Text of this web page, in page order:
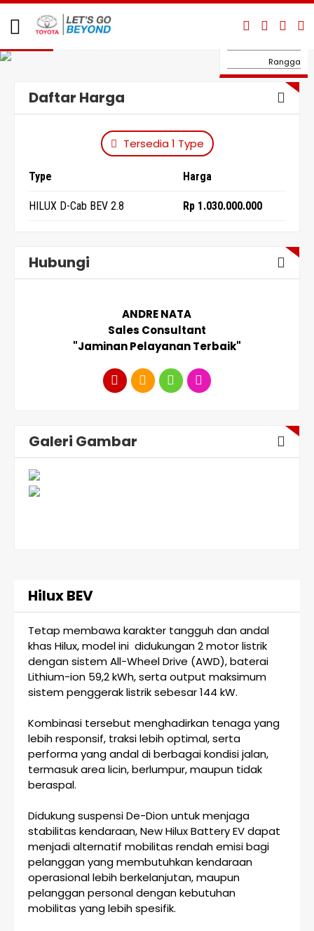
1.03
Daftar Harga
Tersedia 1 Type
Type Harga
HILUX D-Cab BEV 2.8 Rp 1.030.000.000
Hubungi
ANDRE NATA
Sales Consultant
"Jaminan Pelayanan Terbaik"
Galeri Gambar
Hilux BEV
Tetap membawa karakter tangguh dan andal
khas Hilux, model ini didukungan 2 motor listrik
dengan sistem All-Wheel Drive (AWD), baterai
Lithium-ion 59,2 kWh, serta output maksimum
sistem penggerak listrik sebesar 144 kW.
Kombinasi tersebut menghadirkan tenaga yang
lebih responsif, traksi lebih optimal, serta
performa yang andal di berbagai kondisi jalan,
termasuk area licin, berlumpur, maupun tidak
beraspal.
Didukung suspensi De-Dion untuk menjaga
stabilitas kendaraan, New Hilux Battery EV dapat
menjadi alternatif mobilitas rendah emisi bagi
pelanggan yang membutuhkan kendaraan
operasional lebih berkelanjutan, maupun
pelanggan personal dengan kebutuhan
mobilitas yang lebih spesifik.
Hilux Double Cabin
Hilux BEV
Rangga